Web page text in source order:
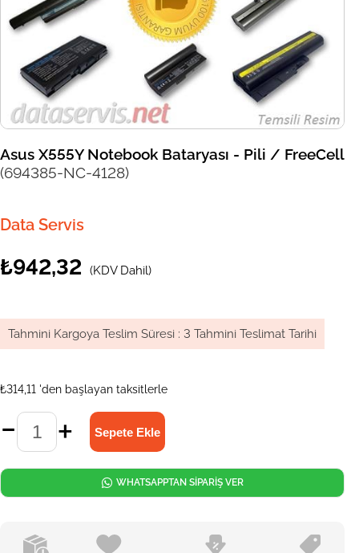
Asus X555Y Notebook Bataryası - Pili / FreeCell
(694385-NC-4128)
Data Servis
₺942,32 (KDV Dahil)
Tahmini Kargoya Teslim Süresi : 3 Tahmini Teslimat Tarihi
₺314,11 'den başlayan taksitlerle
WHATSAPPTAN SİPARİŞ VER